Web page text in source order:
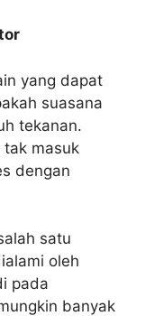
yang dapat
suasana
tekanan.
masuk
dengan
satu
oleh
pada
banyak